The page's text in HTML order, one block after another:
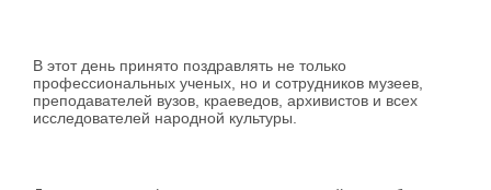
В этот день принято поздравлять не только
профессиональных ученых, но и сотрудников музеев,
преподавателей вузов, краеведов, архивистов и всех
исследователей народной культуры.